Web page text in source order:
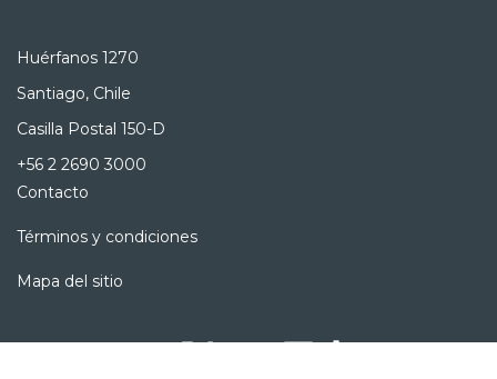
Huérfanos 1270
Santiago, Chile
Casilla Postal 150-D
+56 2 2690 3000
Contacto
Términos y condiciones
Mapa del sitio